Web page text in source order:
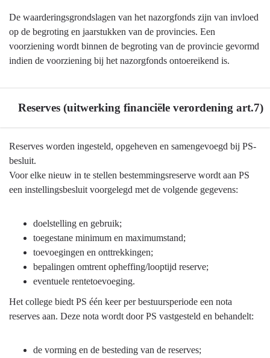
De waarderingsgrondslagen van het nazorgfonds zijn van invloed
op de begroting en jaarstukken van de provincies. Een
voorziening wordt binnen de begroting van de provincie gevormd
indien de voorziening bij het nazorgfonds ontoereikend is.
Reserves (uitwerking financiële verordening art.7)
Terug
naar
navigatie
grondslagen
Reserves
(uitwerking
verordening
Reserves worden ingesteld, opgeheven en samengevoegd bij PS-
besluit.
Voor elke nieuw in te stellen bestemmingsreserve wordt aan PS
een instellingsbesluit voorgelegd met de volgende gegevens:
doelstelling en gebruik;
toegestane minimum en maximumstand;
toevoegingen en onttrekkingen;
bepalingen omtrent opheffing/looptijd reserve;
eventuele rentetoevoeging.
Het college biedt PS één keer per bestuursperiode een nota
reserves aan. Deze nota wordt door PS vastgesteld en behandelt:
de vorming en de besteding van de reserves;